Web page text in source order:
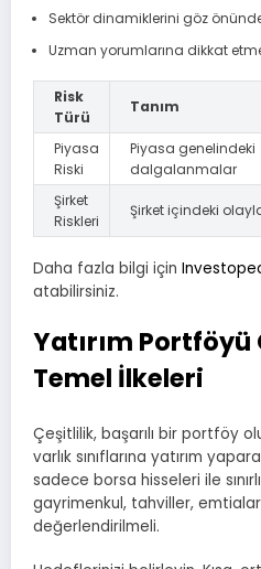
Sektör dinamiklerini göz
Uzman yorumlarına dikkat
Risk
Türü
Tanım
Piyasa
Riski
Piyasa genelindeki
dalgalanmalar
Şirket
Riskleri
Şirket içindeki
Daha fazla bilgi için
atabilirsiniz.
Yatırım
Temel İlkeleri
Çeşitlilik, başarılı bir portföy
varlık sınıflarına yatırım
sadece borsa hisseleri ile
gayrimenkul, tahviller,
değerlendirilmeli.